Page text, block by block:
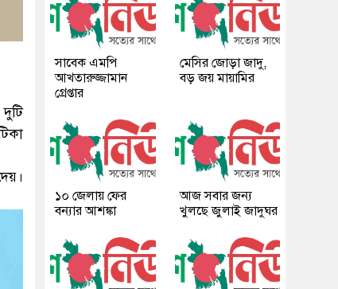
সাবেক এমপি
আখতারুজ্জামান
গ্রেপ্তার
মেসির জোড়া জাদু,
বড় জয় মায়ামির
১০ জেলায় ফের
বন্যার আশঙ্কা
আজ সবার জন্য
খুলছে জুলাই জাদুঘর